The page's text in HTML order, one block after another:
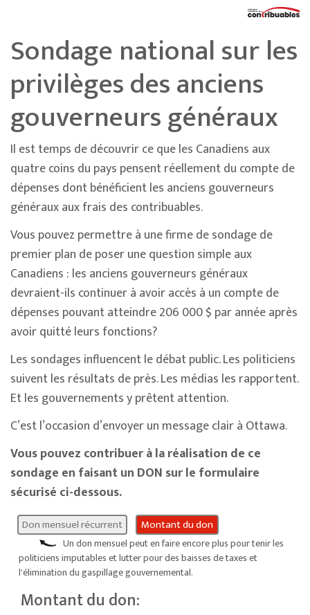
Sondage national sur les
privilèges des anciens
gouverneurs généraux
Il est temps de découvrir ce que les Canadiens aux
quatre coins du pays pensent réellement du compte de
dépenses dont bénéficient les anciens gouverneurs
généraux aux frais des contribuables.
Vous pouvez permettre à une firme de sondage de
premier plan de poser une question simple aux
Canadiens : les anciens gouverneurs généraux
devraient-ils continuer à avoir accès à un compte de
dépenses pouvant atteindre 206 000 $ par année après
avoir quitté leurs fonctions?
Les sondages influencent le débat public. Les politiciens
suivent les résultats de près. Les médias les rapportent.
Et les gouvernements y prêtent attention.
C’est l’occasion d’envoyer un message clair à Ottawa.
Vous pouvez contribuer à la réalisation de ce
sondage en faisant un DON sur le formulaire
sécurisé ci-dessous.
Don mensuel récurrent Montant du don
Un don mensuel peut en faire encore plus pour tenir les
politiciens imputables et lutter pour des baisses de taxes et
l'élimination du gaspillage gouvernemental.
Montant du don: